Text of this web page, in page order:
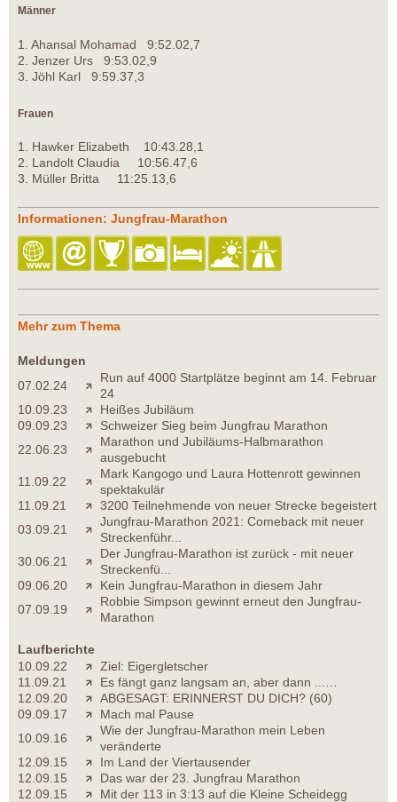
Männer
1. Ahansal Mohamad 9:52.02,7
2. Jenzer Urs 9:53.02,9
3. Jöhl Karl 9:59.37,3
Frauen
1. Hawker Elizabeth 10:43.28,1
2. Landolt Claudia 10:56.47,6
3. Müller Britta 11:25.13,6
Informationen: Jungfrau-Marathon
Mehr zum Thema
Meldungen
07.02.24
Run auf 4000 Startplätze beginnt am 14. Februar
24
10.09.23
Heißes Jubiläum
09.09.23
Schweizer Sieg beim Jungfrau Marathon
22.06.23
Marathon und Jubiläums-Halbmarathon
ausgebucht
11.09.22
Mark Kangogo und Laura Hottenrott gewinnen
spektakulär
11.09.21
3200 Teilnehmende von neuer Strecke begeistert
03.09.21
Jungfrau-Marathon 2021: Comeback mit neuer
Streckenführ...
30.06.21
Der Jungfrau-Marathon ist zurück - mit neuer
Streckenfü...
09.06.20
Kein Jungfrau-Marathon in diesem Jahr
07.09.19
Robbie Simpson gewinnt erneut den Jungfrau-
Marathon
Laufberichte
10.09.22
Ziel: Eigergletscher
11.09.21
Es fängt ganz langsam an, aber dann ...…
12.09.20
ABGESAGT: ERINNERST DU DICH? (60)
09.09.17
Mach mal Pause
10.09.16
Wie der Jungfrau-Marathon mein Leben
veränderte
12.09.15
Im Land der Viertausender
12.09.15
Das war der 23. Jungfrau Marathon
12.09.15
Mit der 113 in 3:13 auf die Kleine Scheidegg